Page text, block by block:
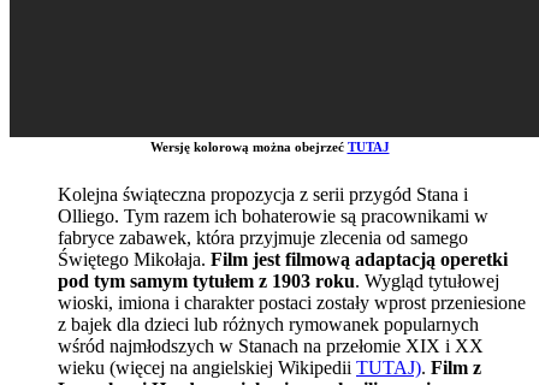
Wersję kolorową można obejrzeć TUTAJ
Kolejna świąteczna propozycja z serii przygód Stana i
Olliego. Tym razem ich bohaterowie są pracownikami w
fabryce zabawek, która przyjmuje zlecenia od samego
Świętego Mikołaja. Film jest filmową adaptacją operetki
pod tym samym tytułem z 1903 roku. Wygląd tytułowej
wioski, imiona i charakter postaci zostały wprost przeniesione
z bajek dla dzieci lub różnych rymowanek popularnych
wśród najmłodszych w Stanach na przełomie XIX i XX
wieku (więcej na angielskiej Wikipedii TUTAJ). Film z